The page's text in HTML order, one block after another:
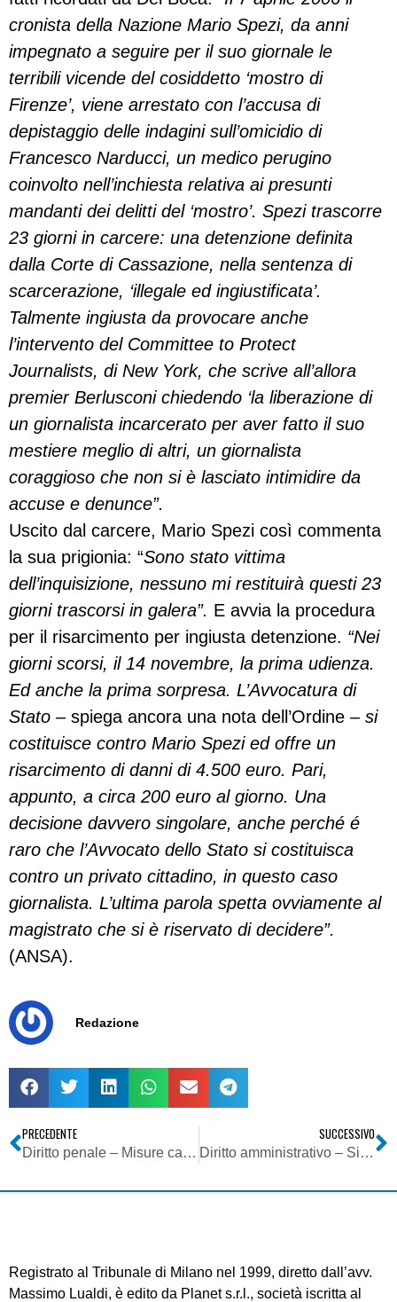
cronista della Nazione Mario Spezi, da anni
impegnato a seguire per il suo giornale le
terribili vicende del cosiddetto ‘mostro di
Firenze’, viene arrestato con l’accusa di
depistaggio delle indagini sull’omicidio di
Francesco Narducci, un medico perugino
coinvolto nell’inchiesta relativa ai presunti
mandanti dei delitti del ‘mostro’. Spezi trascorre
23 giorni in carcere: una detenzione definita
dalla Corte di Cassazione, nella sentenza di
scarcerazione, ‘illegale ed ingiustificata’.
Talmente ingiusta da provocare anche
l’intervento del Committee to Protect
Journalists, di New York, che scrive all’allora
premier Berlusconi chiedendo ‘la liberazione di
un giornalista incarcerato per aver fatto il suo
mestiere meglio di altri, un giornalista
coraggioso che non si è lasciato intimidire da
accuse e denunce”.
Uscito dal carcere, Mario Spezi così commenta
la sua prigionia: “Sono stato vittima
dell’inquisizione, nessuno mi restituirà questi 23
giorni trascorsi in galera”. E avvia la procedura
per il risarcimento per ingiusta detenzione. “Nei
giorni scorsi, il 14 novembre, la prima udienza.
Ed anche la prima sorpresa. L’Avvocatura di
Stato – spiega ancora una nota dell’Ordine – si
costituisce contro Mario Spezi ed offre un
risarcimento di danni di 4.500 euro. Pari,
appunto, a circa 200 euro al giorno. Una
decisione davvero singolare, anche perché é
raro che l’Avvocato dello Stato si costituisca
contro un privato cittadino, in questo caso
giornalista. L’ultima parola spetta ovviamente al
magistrato che si è riservato di decidere”.
(ANSA).
Redazione
PRECEDENTE
Diritto penale – Misure cautelari reali – Legittimo il sequestro di riviste e siti internet con annunci di contenuto pornografico
SUCCESSIVO
Diritto amministrativo – Silenzio della P.A.
Registrato al Tribunale di Milano nel 1999, diretto dall’avv.
Massimo Lualdi, è edito da Planet s.r.l., società iscritta al